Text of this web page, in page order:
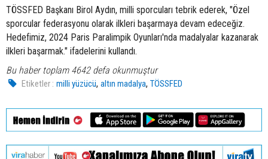
TÖSSFED Başkanı Birol Aydın, milli sporcuları tebrik ederek, "Özel
sporcular federasyonu olarak ilkleri başarmaya devam edeceğiz.
Hedefimiz, 2024 Paris Paralimpik Oyunları'nda madalyalar kazanarak
ilkleri başarmak." ifadelerini kullandı.
Bu haber toplam 4642 defa okunmuştur
Etiketler : milli yüzücü,altın madalya,TÖSSFED